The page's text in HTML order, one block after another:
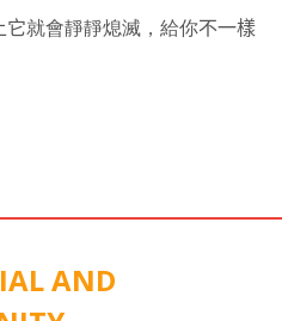
它就會靜靜熄滅，給你不一樣
AND